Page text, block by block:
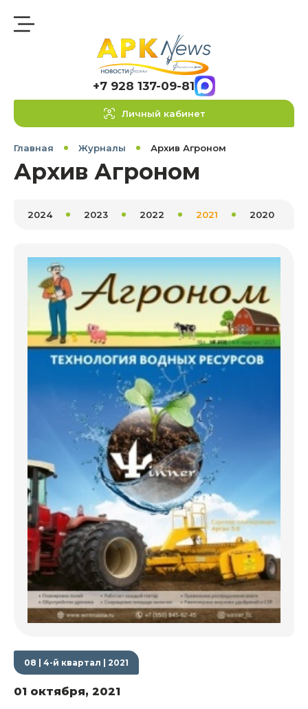
+7 928 137-09-81
Личный кабинет
Главная Журналы Архив Агроном
Архив Агроном
2024 2023 2022 2021 2020
08 | 4-й квартал | 2021
01 октября, 2021